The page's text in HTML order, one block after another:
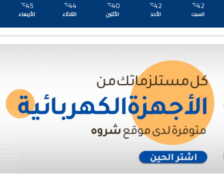
42
℃
السبت
42
℃
الأحد
40
℃
الأثنين
44
℃
الثلاثاء
45
℃
الأربعاء